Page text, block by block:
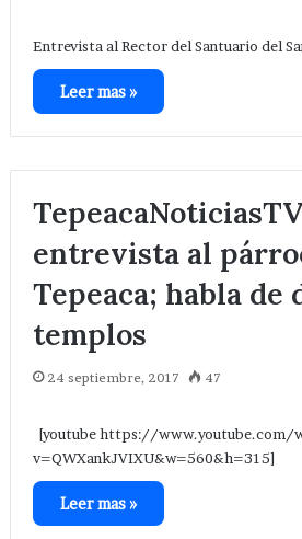
Entrevista al Rector del Santuario del
Leer mas »
entrevista al
Tepeaca; habla de
templos
24 septiembre, 2017 47
[youtube https://www.youtube.com/
v=QWXankJVIXU&w=560&h=315]
Leer mas »